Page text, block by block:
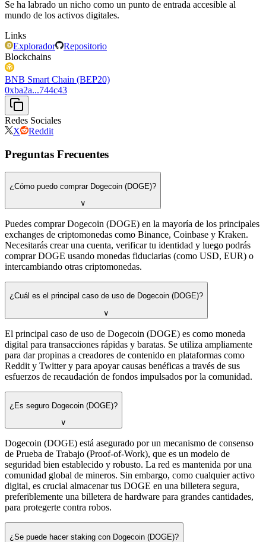
Se ha labrado un nicho como un punto de entrada accesible al
mundo de los activos digitales.
Links
Explorador
Repositorio
Blockchains
BNB Smart Chain (BEP20)
0xba2a...744c43
Redes Sociales
X
Reddit
Preguntas Frecuentes
¿Cómo puedo comprar Dogecoin (DOGE)?
∨
Puedes comprar Dogecoin (DOGE) en la mayoría de los principales
exchanges de criptomonedas como Binance, Coinbase y Kraken.
Necesitarás crear una cuenta, verificar tu identidad y luego podrás
comprar DOGE usando monedas fiduciarias (como USD, EUR) o
intercambiando otras criptomonedas.
¿Cuál es el principal caso de uso de Dogecoin (DOGE)?
∨
El principal caso de uso de Dogecoin (DOGE) es como moneda
digital para transacciones rápidas y baratas. Se utiliza ampliamente
para dar propinas a creadores de contenido en plataformas como
Reddit y Twitter y para apoyar causas benéficas a través de sus
esfuerzos de recaudación de fondos impulsados por la comunidad.
¿Es seguro Dogecoin (DOGE)?
∨
Dogecoin (DOGE) está asegurado por un mecanismo de consenso
de Prueba de Trabajo (Proof-of-Work), que es un modelo de
seguridad bien establecido y robusto. La red es mantenida por una
comunidad global de mineros. Sin embargo, como cualquier activo
digital, es crucial almacenar tus DOGE en una billetera segura,
preferiblemente una billetera de hardware para grandes cantidades,
para protegerte contra robos.
¿Se puede hacer staking con Dogecoin (DOGE)?